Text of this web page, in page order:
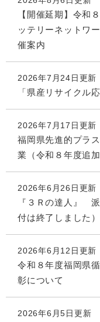
【開催延期】令和
ッテリーネットワ
催案内
2026年7月24日更新
「県産リサイクル
2026年7月17日更新
福岡県先進的プラ
業（令和８年度追加
2026年6月26日更新
『３Ｒの達人』
付は終了しました）
2026年6月12日更新
令和８年度福岡県
彰について
2026年6月5日更新